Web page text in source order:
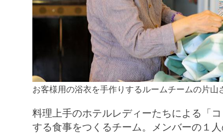
お客様用の浴衣を手作りするルームチームの片
料理上手のホテルレディーたちによる「
する食事をつくるチーム。メンバーの１